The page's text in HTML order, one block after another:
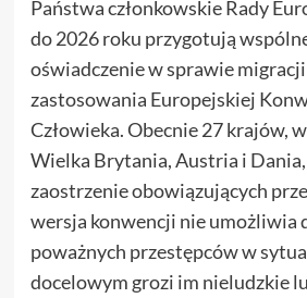
Państwa członkowskie Rady
do 2026 roku przygotują
oświadczenie w sprawie
zastosowania Europejskiej
Człowieka. Obecnie 27 krajów,
Wielka Brytania, Austria i
zaostrzenie obowiązujących
wersja konwencji nie umożliwia
poważnych przestępców w
docelowym grozi im nieludzkie